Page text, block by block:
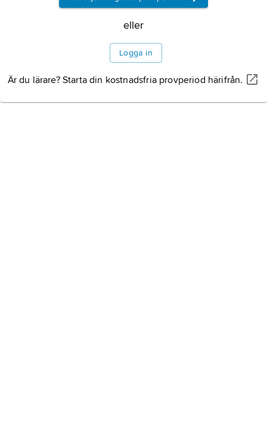
eller
Logga in
Är du lärare? Starta din kostnadsfria provperiod härifrån.